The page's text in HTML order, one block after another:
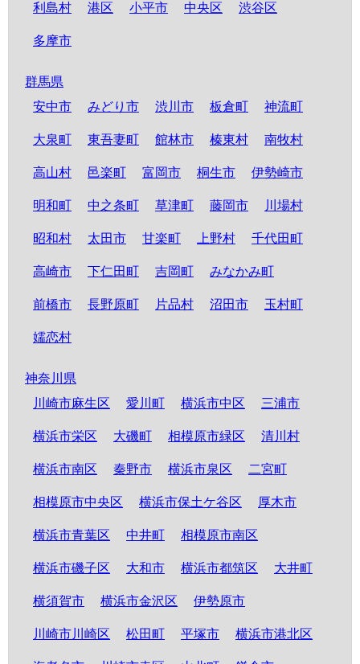
利島村 港区 小平市 中央区 渋谷区
多摩市
群馬県
安中市
みどり市 渋川市 板倉町 神流町
大泉町 東吾妻町 館林市 榛東村 南牧村
高山村 邑楽町 富岡市 桐生市 伊勢崎市
明和町 中之条町 草津町 藤岡市 川場村
昭和村 太田市 甘楽町 上野村 千代田町
高崎市 下仁田町 吉岡町 みなかみ町
前橋市 長野原町 片品村 沼田市 玉村町
嬬恋村
神奈川県
川崎市麻生区
愛川町 横浜市中区 三浦市
横浜市栄区 大磯町 相模原市緑区 清川村
横浜市南区 秦野市 横浜市泉区 二宮町
相模原市中央区 横浜市保土ケ谷区 厚木市
横浜市青葉区 中井町 相模原市南区
横浜市磯子区 大和市 横浜市都筑区 大井町
横須賀市 横浜市金沢区 伊勢原市
川崎市川崎区 松田町 平塚市 横浜市港北区